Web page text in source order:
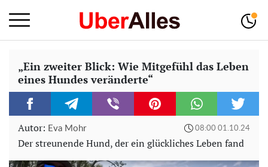
„Ein zweiter Blick: Wie Mitgefühl das Leben
eines Hundes veränderte“
Autor: Eva Mohr 08:00 01.10.24
Der streunende Hund, der ein glückliches Leben fand